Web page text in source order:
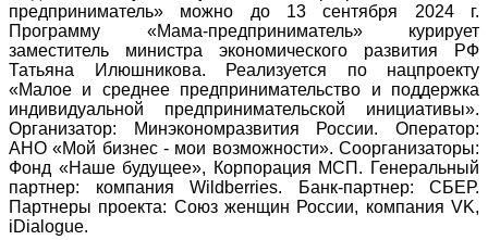
предприниматель» можно до 13 сентября 2024 г.
Программу «Мама-предприниматель» курирует
заместитель министра экономического развития РФ
Татьяна Илюшникова. Реализуется по нацпроекту
«Малое и среднее предпринимательство и поддержка
индивидуальной предпринимательской инициативы».
Организатор: Минэкономразвития России. Оператор:
АНО «Мой бизнес - мои возможности». Соорганизаторы:
Фонд «Наше будущее», Корпорация МСП. Генеральный
партнер: компания Wildberries. Банк-партнер: СБЕР.
Партнеры проекта: Союз женщин России, компания VK,
iDialogue.